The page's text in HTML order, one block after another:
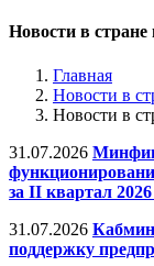
Новости в стране
Главная
Новости в
Новости в
31.07.2026
за II квартал 2026
31.07.2026 Кабмин
поддержку